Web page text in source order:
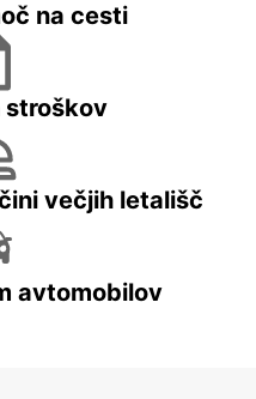
na cesti
stroškov
večjih letališč
avtomobilov